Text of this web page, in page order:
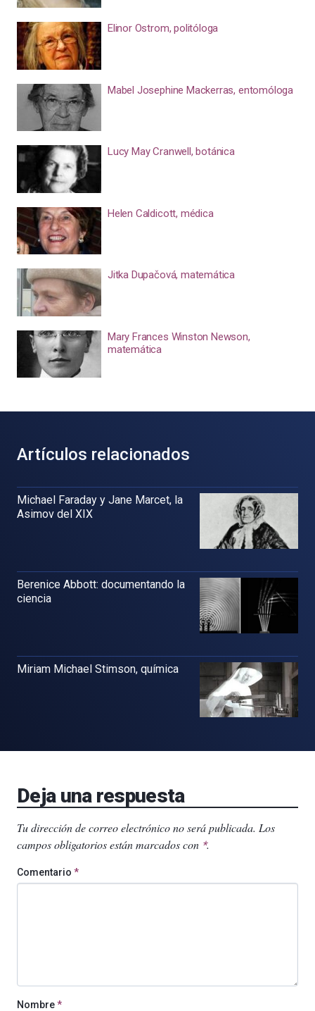
Elinor Ostrom, politóloga
Mabel Josephine Mackerras, entomóloga
Lucy May Cranwell, botánica
Helen Caldicott, médica
Jitka Dupačová, matemática
Mary Frances Winston Newson,
matemática
Artículos relacionados
Michael Faraday y Jane Marcet, la
Asimov del XIX
Berenice Abbott: documentando la
ciencia
Miriam Michael Stimson, química
Deja una respuesta
Tu dirección de correo electrónico no será publicada. Los
campos obligatorios están marcados con *.
Comentario *
Nombre*